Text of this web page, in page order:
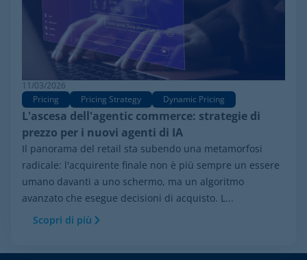
11/03/2026
Pricing
Pricing Strategy Dynamic Pricing
L'ascesa dell'agentic commerce: strategie di
prezzo per i nuovi agenti di IA
Il panorama del retail sta subendo una metamorfosi
radicale: l'acquirente finale non è più sempre un essere
umano davanti a uno schermo, ma un algoritmo
avanzato che esegue decisioni di acquisto. L...
Scopri di più